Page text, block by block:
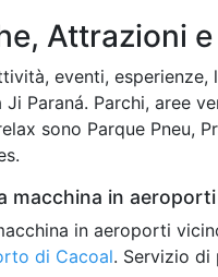
Attrazioni
eventi,
Paraná. Parchi, aree
sono Parque Pneu,
macchina in
in aeroporti
di Cacoal. Servizio di